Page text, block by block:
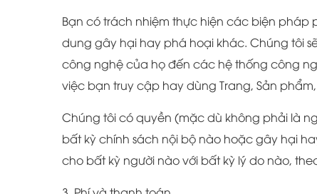
Bạn có trách nhiệm thực hiện các biện pháp
dung gây hại hay phá hoại khác. Chúng tôi
công nghệ của họ đến các hệ thống công
việc bạn truy cập hay dùng Trang, Sản
Chúng tôi có quyền (mặc dù không phải là
bất kỳ chính sách nội bộ nào hoặc gây hại
cho bất kỳ người nào với bất kỳ lý do nào,